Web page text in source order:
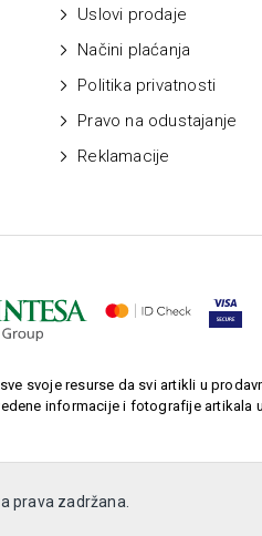
Uslovi prodaje
Načini plaćanja
Politika privatnosti
Pravo na odustajanje
Reklamacije
svoje resurse da svi artikli u
informacije i fotografije artikala
prava zadržana.